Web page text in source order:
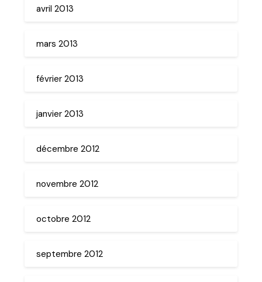
avril 2013
mars 2013
février 2013
janvier 2013
décembre 2012
novembre 2012
octobre 2012
septembre 2012